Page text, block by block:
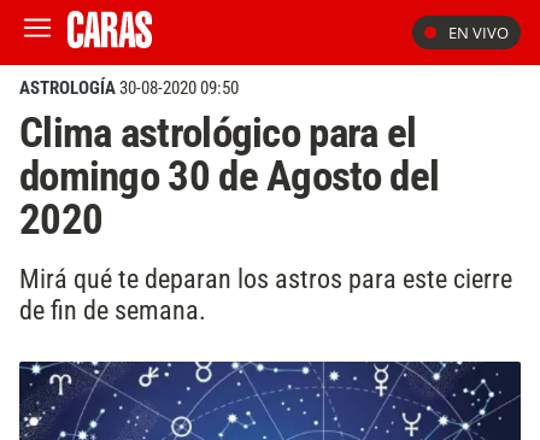
EN VIVO
ASTROLOGÍA30-08-2020 09:50
Clima astrológico para el
domingo 30 de Agosto del
2020
Mirá qué te deparan los astros para este cierre
de fin de semana.